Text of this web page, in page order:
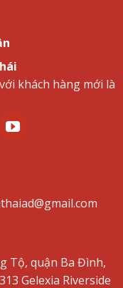
khách hàng mới là
Tộ, quận Ba Đình,
Gelexia Riverside